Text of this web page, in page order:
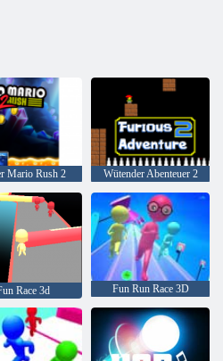
Mario Rush 2 Wütender Abenteuer 2
Race 3d Fun Run Race 3D